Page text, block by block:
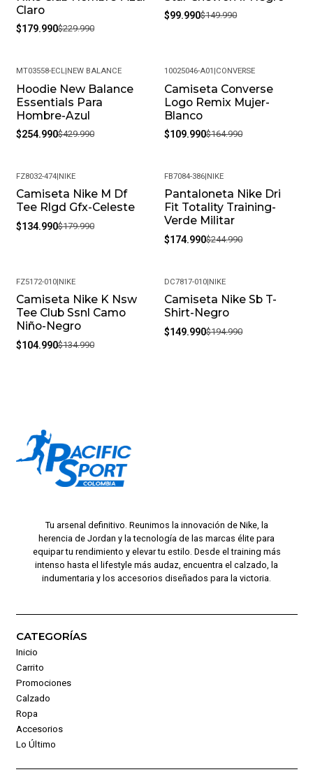
Devoluciones Flexible. Queremos Que Estés
Completamente Feliz Y Puedas Volver A Elegirnos.
Producto En Las Mejores Condiciones, Recomendamos
Limpiarlos Con Un Paño Húmedo Y Evitar El Uso De
Productos Químicos Fuertes. Almacénalos En Un Lugar
Fresco Y Seco Cuando No Los Estés Usando.
• Peso Del Producto: Ligero, Ideal Para Uso Diario.
Claro
$179.990$229.990
$99.990$149.990
-41%
MT03558-ECL|NEW BALANCE
Hoodie New Balance
Essentials Para
Hombre-Azul
$254.990$429.990
-33%
10025046-A01 |CONVERSE
Camiseta Converse
Logo Remix Mujer-
Blanco
$109.990$164.990
-25%
FZ8032-474|NIKE
Camiseta Nike M Df
Tee Rlgd Gfx-Celeste
$134.990$179.990
-29%
FB7084-386|NIKE
Pantaloneta Nike Dri
Fit Totality Training-
Verde Militar
$174.990$244.990
-22%
FZ5172-010|NIKE
Camiseta Nike K Nsw
Tee Club Ssnl Camo
Niño-Negro
$104.990$134.990
-23%
DC7817-010|NIKE
Camiseta Nike Sb T-
Shirt-Negro
$149.990$194.990
Tu arsenal definitivo. Reunimos la innovación de Nike, la
herencia de Jordan y la tecnología de las marcas élite para
equipar tu rendimiento y elevar tu estilo. Desde el training más
intenso hasta el lifestyle más audaz, encuentra el calzado, la
indumentaria y los accesorios diseñados para la victoria.
CATEGORÍAS
Inicio
Carrito
Promociones
Calzado
Ropa
Accesorios
Lo Último